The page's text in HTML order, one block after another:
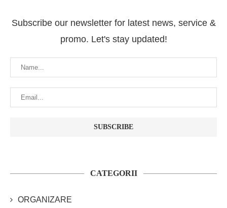
Subscribe our newsletter for latest news, service &
promo. Let's stay updated!
CATEGORII
ORGANIZARE